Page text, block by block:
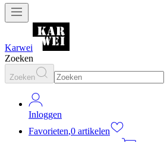
Karwei
Zoeken
Zoeken
Inloggen
Favorieten,0 artikelen